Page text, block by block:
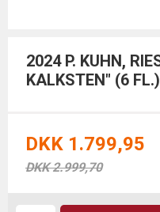
2024 P. KUHN,
KALKSTEN" (6 FL.)
DKK 1.799,95
DKK 2.999,70